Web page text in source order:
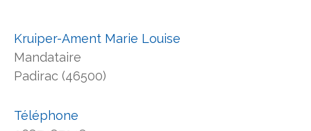
Kruiper-Ament Marie Louise
Mandataire
Padirac (46500)
Téléphone